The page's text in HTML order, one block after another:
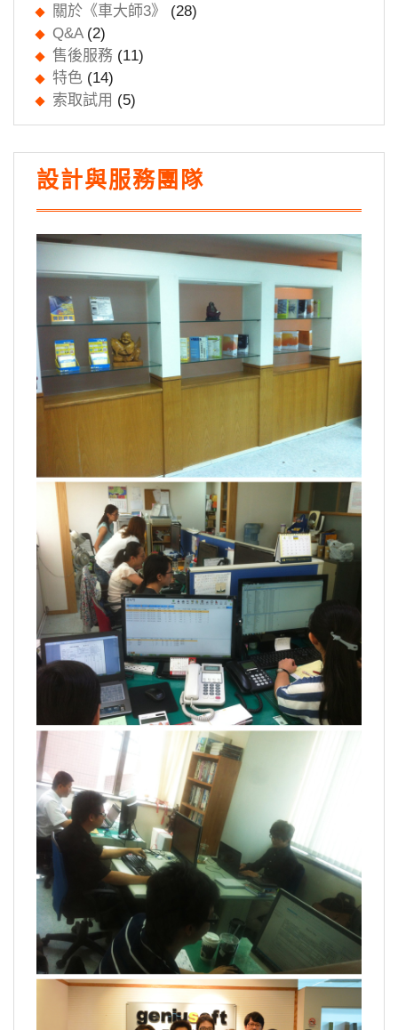
關於《車大師3》
(28)
Q&A(2)
售後服務 (11)
特色 (14)
索取試用 (5)
設計與服務團隊